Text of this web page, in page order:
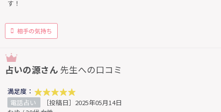
す！
相手の気持ち
占いの源さん 先生への口コミ
満足度：
電話占い
［投稿日］2025年05月14日